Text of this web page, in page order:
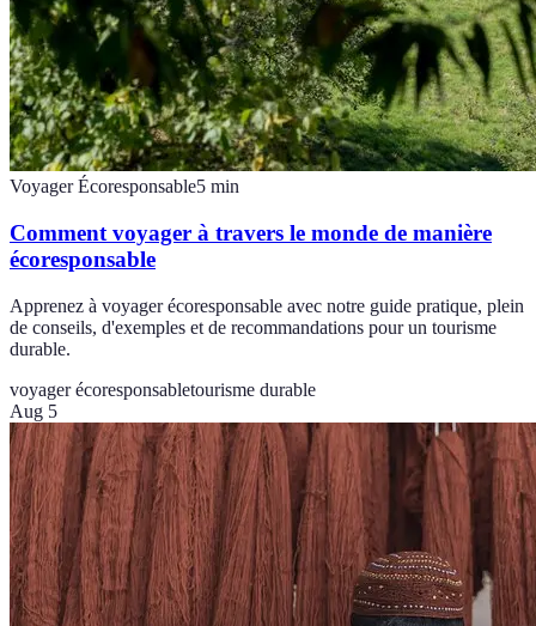
Voyager Écoresponsable5 min
Comment voyager à travers le monde de manière
écoresponsable
Apprenez à voyager écoresponsable avec notre guide pratique, plein
de conseils, d'exemples et de recommandations pour un tourisme
durable.
voyager écoresponsabletourisme durable
Aug 5